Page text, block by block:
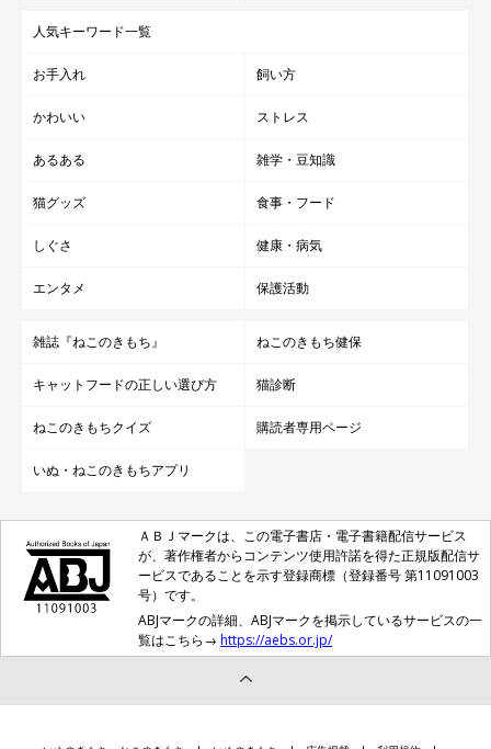
人気キーワード一覧
お手入れ 飼い方
かわいい ストレス
あるある 雑学・豆知識
猫グッズ 食事・フード
しぐさ 健康・病気
エンタメ 保護活動
雑誌『ねこのきもち』 ねこのきもち健保
キャットフードの正しい選び方 猫診断
ねこのきもちクイズ 購読者専用ページ
いぬ・ねこのきもちアプリ
ＡＢＪマークは、この電子書店・電子書籍配信サービス
が、著作権者からコンテンツ使用許諾を得た正規版配信サ
ービスであることを示す登録商標（登録番号 第11091003
号）です。
ABJマークの詳細、ABJマークを掲示しているサービスの一
覧はこちら→ https://aebs.or.jp/